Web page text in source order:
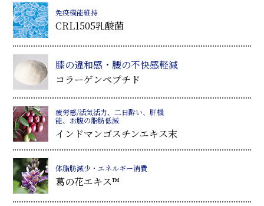
免疫機能維持
CRL1505乳酸菌
膝の違和感・腰の不快感軽減
コラーゲンペプチド
疲労感/活気活力、二日酔い、肝機
能、お腹の脂肪低減
インドマンゴスチンエキス末
体脂肪減少・エネルギー消費
葛の花エキス™